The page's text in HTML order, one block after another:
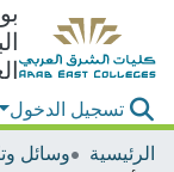
تسجيل الدخول
الرئيسية
وسائل